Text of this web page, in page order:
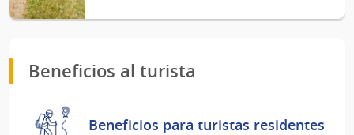
Beneficios al turista
Beneficios para turistas residentes